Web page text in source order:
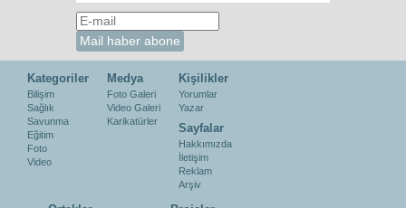
Kategoriler
Bilişim
Sağlık
Savunma
Eğitim
Foto
Video
Medya
Foto Galeri
Video Galeri
Karikatürler
Kişilikler
Yorumlar
Yazar
Sayfalar
Hakkımızda
İletişim
Reklam
Arşiv